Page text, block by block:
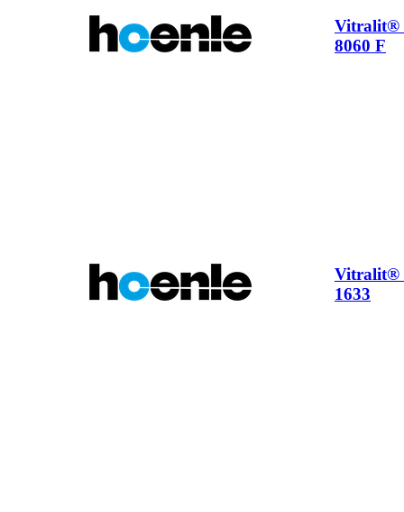
Vitralit®
8060 F
Vitralit®
1633